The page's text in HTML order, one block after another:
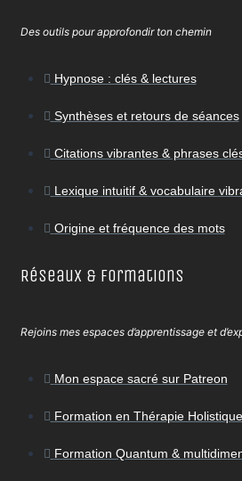
Des outils pour approfondir ton chemin
Hypnose : clés & lectures
Synthèses et retours de séances
Citations vibrantes & phrases
Lexique intuitif & vocabulaire
Origine et fréquence des mots
Réseaux & Formations
Rejoins mes espaces d’apprentissage et
Mon espace sacré sur Patreon
Formation en Thérapie Holistique
Formation Quantum &